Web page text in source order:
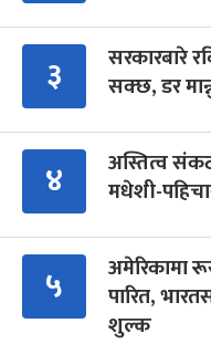
३
सरकारबारे
सक्छ, डर
४
अस्तित्व
मधेशी-
५
अमेरिकामा
पारित,
शुल्क